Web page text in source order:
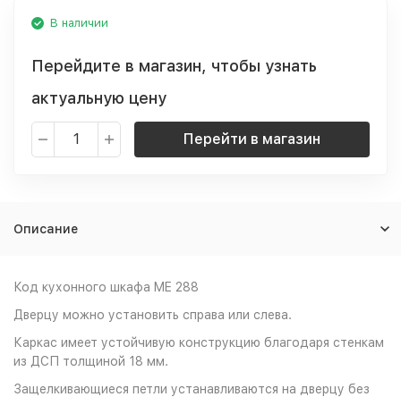
В наличии
Перейдите в магазин, чтобы узнать
актуальную цену
Перейти в магазин
Описание
Код кухонного шкафа ME 288
Дверцу можно установить справа или слева.
Каркас имеет устойчивую конструкцию благодаря стенкам
из ДСП толщиной 18 мм.
Защелкивающиеся петли устанавливаются на дверцу без